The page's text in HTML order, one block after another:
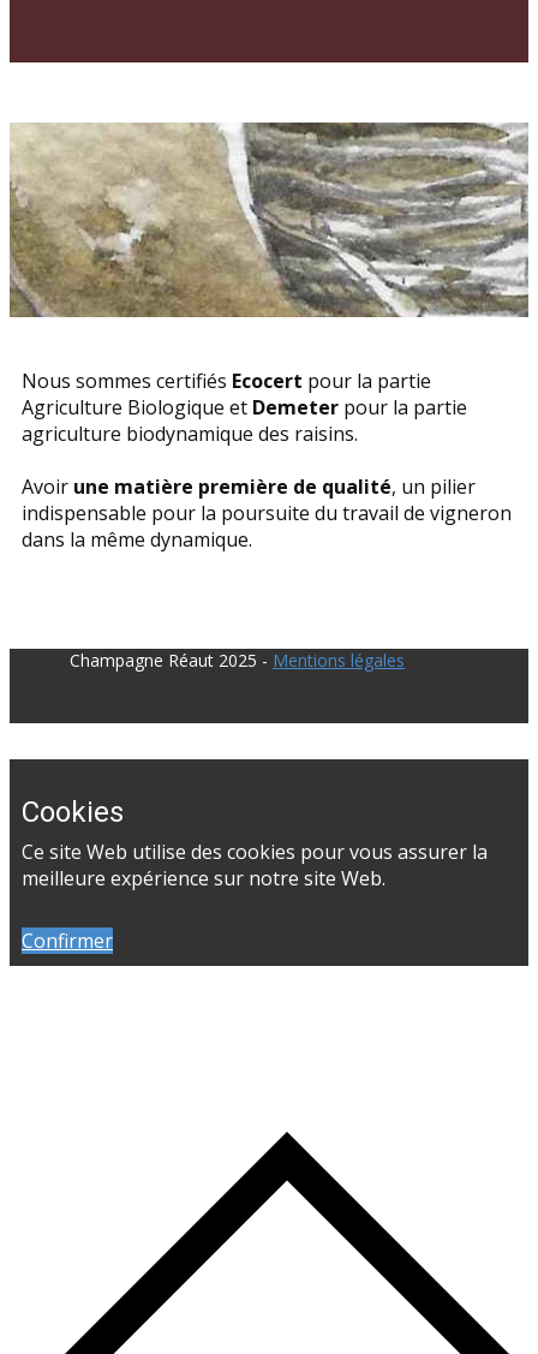
Nous sommes certifiés Ecocert pour la partie
Agriculture Biologique et Demeter pour la partie
agriculture biodynamique des raisins.
Avoir une matière première de qualité, un pilier
indispensable pour la poursuite du travail de vigneron
dans la même dynamique.
​Champagne Réaut 2025 - Mentions légales
Cookies
Ce site Web utilise des cookies pour vous assurer la
meilleure expérience sur notre site Web.
Confirmer